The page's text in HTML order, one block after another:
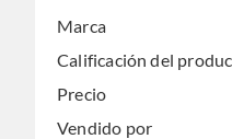
Marca
Calificación del
Precio
Vendido por